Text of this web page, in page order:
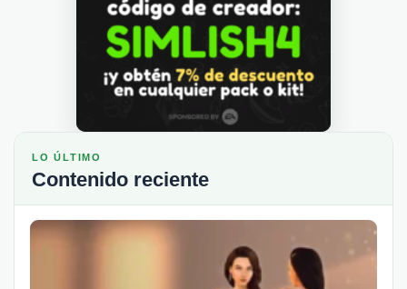
LO ÚLTIMO
Contenido reciente